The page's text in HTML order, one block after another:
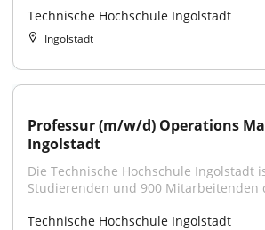
Technische Hochschule Ingolstadt
Ingolstadt
Professur (m/w/d) Operations
Ingolstadt
Die Technische Hochschule Ingolstadt
Studierenden und 900 Mitarbeitenden
Technische Hochschule Ingolstadt